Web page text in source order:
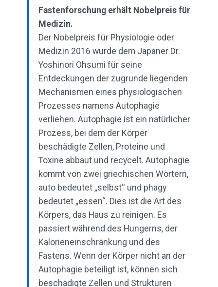
Fastenforschung erhält Nobelpreis für
Medizin.
Der Nobelpreis für Physiologie oder
Medizin 2016 wurde dem Japaner Dr.
Yoshinori Ohsumi für seine
Entdeckungen der zugrunde liegenden
Mechanismen eines physiologischen
Prozesses namens Autophagie
verliehen. Autophagie ist ein natürlicher
Prozess, bei dem der Körper
beschädigte Zellen, Proteine ​​und
Toxine abbaut und recycelt. Autophagie
kommt von zwei griechischen Wörtern,
auto bedeutet „selbst“ und phagy
bedeutet „essen“. Dies ist die Art des
Körpers, das Haus zu reinigen. Es
passiert während des Hungerns, der
Kalorieneinschränkung und des
Fastens. Wenn der Körper nicht an der
Autophagie beteiligt ist, können sich
beschädigte Zellen und Strukturen